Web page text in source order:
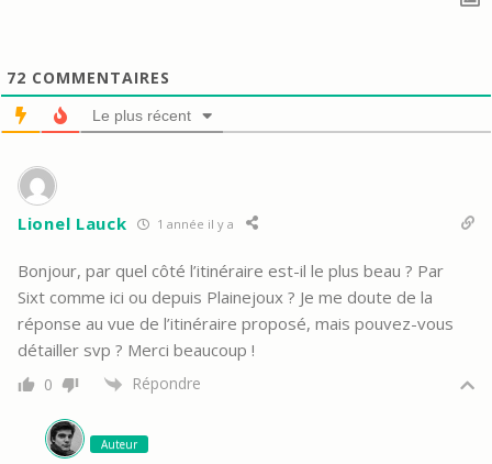
72 COMMENTAIRES
Le plus récent
Lionel Lauck 1 année il y a
Bonjour, par quel côté l’itinéraire est-il le plus beau ? Par
Sixt comme ici ou depuis Plainejoux ? Je me doute de la
réponse au vue de l’itinéraire proposé, mais pouvez-vous
détailler svp ? Merci beaucoup !
0 Répondre
Auteur